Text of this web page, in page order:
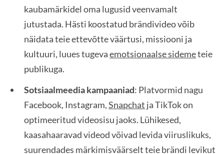
kaubamärkidel oma lugusid veenvamalt
jutustada. Hästi koostatud brändivideo võib
näidata teie ettevõtte väärtusi, missiooni ja
kultuuri, luues tugevaemotsionaalse sidemeteie
publikuga.
Sotsiaalmeedia kampaaniad: Platvormid nagu
Facebook, Instagram,Snapchat ja TikTok on
optimeeritud videosisu jaoks. Lühikesed,
kaasahaaravad videod võivad levida viiruslikuks,
suurendades märkimisväärselt teie brändi levikut